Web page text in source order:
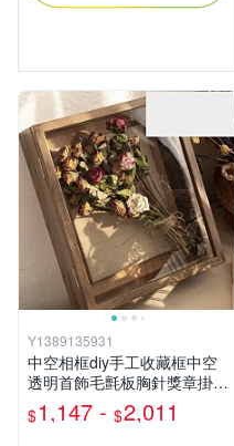
Y1389135931
中空相框diy手工收藏框中空
透明首飾毛氈板胸針獎章掛牆
展示相框
$1,147 - $2,011